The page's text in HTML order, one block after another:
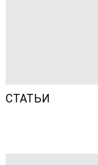
СТАТЬИ